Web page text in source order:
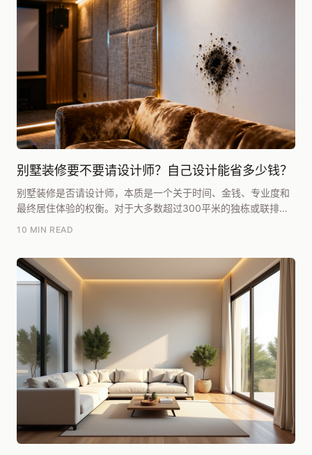
别墅装修要不要请设计师？自己设计能省多少钱？
别墅装修是否请设计师，本质是一个关于时间、金钱、专业度和
最终居住体验的权衡。对于大多数超过300平米的独栋或联排别
10 MIN READ